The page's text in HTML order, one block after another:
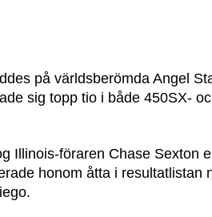
på världsberömda Angel
sig topp tio i både 450SX-
Illinois-föraren Chase Sexton
honom åtta i resultatlistan